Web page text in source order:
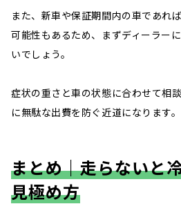
また、新車や保証期間内の車であれ
可能性もあるため、まずディーラー
いでしょう。
症状の重さと車の状態に合わせて相
に無駄な出費を防ぐ近道になります。
まとめ｜走らないと
見極め方